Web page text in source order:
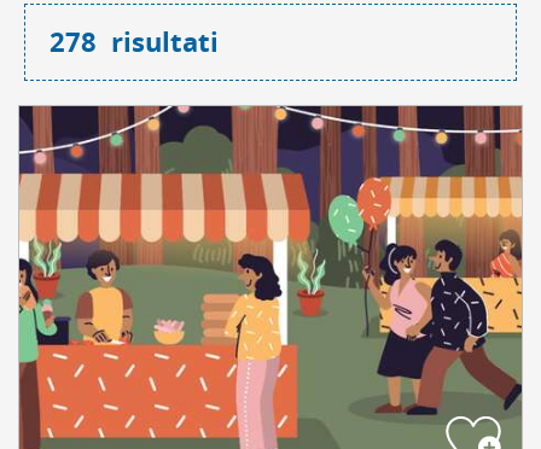
278 risultati